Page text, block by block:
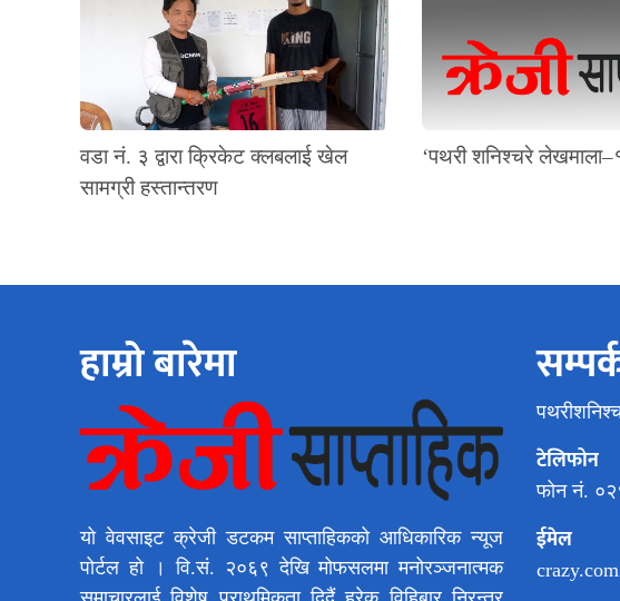
वडा नं. ३ द्वारा क्रिकेट क्लबलाई खेल
सामग्री हस्तान्तरण
‘पथरी शनिश्चरे
हाम्रो बारेमा
यो वेवसाइट क्रेजी डटकम साप्ताहिकको आधिकारिक न्यूज
पोर्टल हो । वि.सं. २०६९ देखि मोफसलमा मनोरञ्जनात्मक
टेलिफोन
फोन नं.
ईमेल